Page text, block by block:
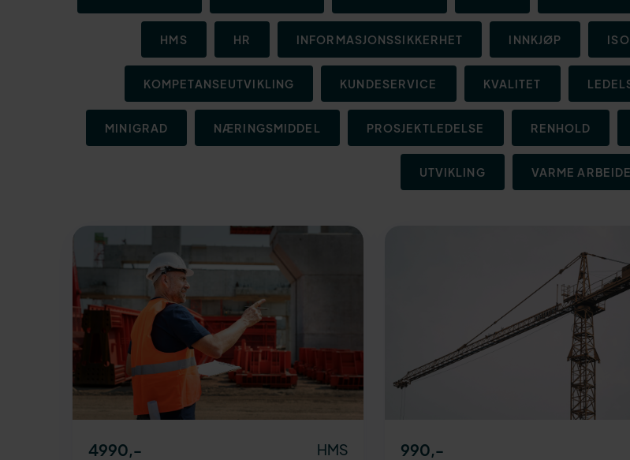
HMS HR INFORMASJONSSIKKERHET INNKJØP ISO
KOMPETANSEUTVIKLING KUNDESERVICE KVALITET
MINIGRAD NÆRINGSMIDDEL PROSJEKTLEDELSE RENHOLD
UTVIKLING VARME
4990,- HMS 990,-